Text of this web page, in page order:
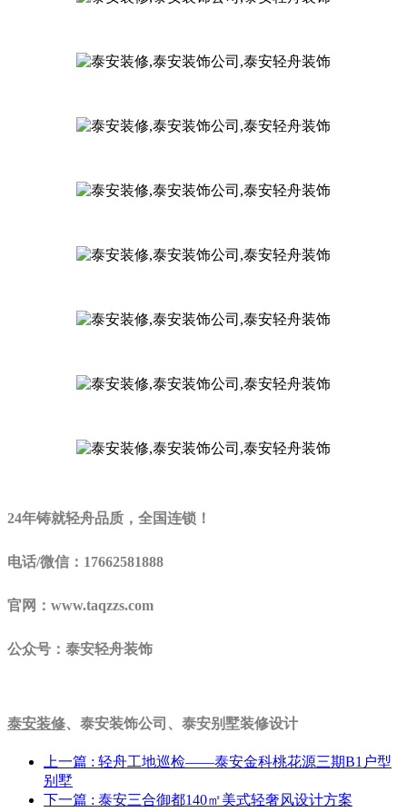
24年铸就轻舟品质，全国连锁！
电话/微信：17662581888
官网：www.taqzzs.com
公众号：泰安轻舟装饰
泰安装修、泰安装饰公司、泰安别墅装修设计
上一篇 : 轻舟工地巡检——泰安金科桃花源三期B1户型
别墅
下一篇 : 泰安三合御都140㎡美式轻奢风设计方案